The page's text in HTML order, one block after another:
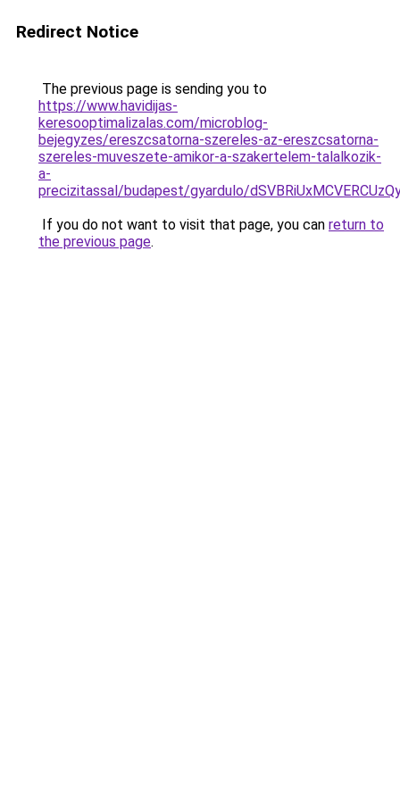
Redirect Notice
The previous page is sending you to
https://www.havidijas-
keresooptimalizalas.com/microblog-
bejegyzes/ereszcsatorna-szereles-az-ereszcsatorna-
szereles-muveszete-amikor-a-szakertelem-talalkozik-
a-
precizitassal/budapest/gyardulo/
If you do not want to visit that page, you can return to
the previous page.